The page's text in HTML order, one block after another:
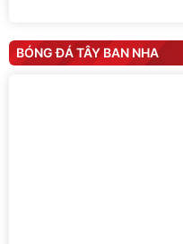
BÓNG ĐÁ TÂY BAN NHA